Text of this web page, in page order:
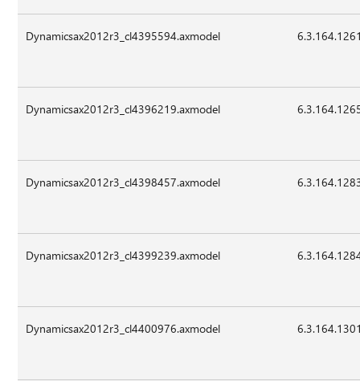
Dynamicsax2012r3_cl4395594.axmodel
Dynamicsax2012r3_cl4396219.axmodel
Dynamicsax2012r3_cl4398457.axmodel
Dynamicsax2012r3_cl4399239.axmodel
Dynamicsax2012r3_cl4400976.axmodel